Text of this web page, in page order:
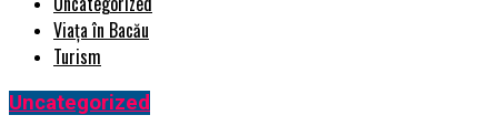
Viața în Bacău
Turism
Uncategorized